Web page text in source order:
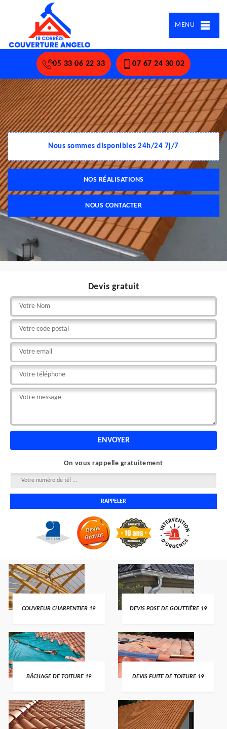
MENU
05 33 06 22 33 07 67 24 30 02
Nous sommes disponibles 24h/24 7j/7
NOS RÉALISATIONS
NOUS CONTACTER
Devis gratuit
On vous rappelle gratuitement
COUVREUR CHARPENTIER 19 DEVIS POSE DE GOUTTIÈRE 19
BÂCHAGE DE TOITURE 19 DEVIS FUITE DE TOITURE 19